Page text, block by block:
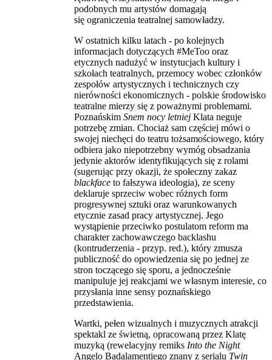
podobnych mu artystów domagają
się ograniczenia teatralnej samowładzy.
W ostatnich kilku latach - po kolejnych
informacjach dotyczących #MeToo oraz
etycznych nadużyć w instytucjach kultury i
szkołach teatralnych, przemocy wobec członków
zespołów artystycznych i technicznych czy
nierówności ekonomicznych - polskie środowisko
teatralne mierzy się z poważnymi problemami.
Poznańskim Snem nocy letniej Klata neguje
potrzebę zmian. Chociaż sam częściej mówi o
swojej niechęci do teatru tożsamościowego, który
odbiera jako niepotrzebny wymóg obsadzania
jedynie aktorów identyfikujących się z rolami
(sugerując przy okazji, że społeczny zakaz
blackface to fałszywa ideologia), ze sceny
deklaruje sprzeciw wobec różnych form
progresywnej sztuki oraz warunkowanych
etycznie zasad pracy artystycznej. Jego
wystąpienie przeciwko postulatom reform ma
charakter zachowawczego backlashu
(kontruderzenia - przyp. red.), który zmusza
publiczność do opowiedzenia się po jednej ze
stron toczącego się sporu, a jednocześnie
manipuluje jej reakcjami we własnym interesie, co
przysłania inne sensy poznańskiego
przedstawienia.
Wartki, pełen wizualnych i muzycznych atrakcji
spektakl ze świetną, opracowaną przez Klatę
muzyką (rewelacyjny remiks Into the Night
Angelo Badalamentiego znany z serialu Twin